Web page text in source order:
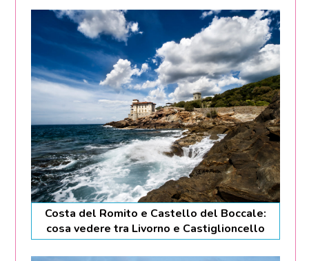
Costa del Romito e Castello del Boccale:
cosa vedere tra Livorno e Castiglioncello